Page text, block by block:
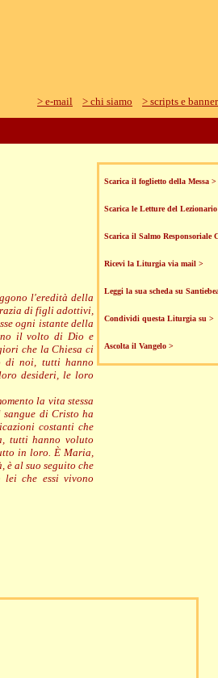
> e-mail > chi siamo > scripts e
l'eredità della
di figli adottivi,
ogni istante della
il volto di Dio e
che la Chiesa ci
di noi, tutti hanno
desideri, le loro
la vita stessa
di Cristo ha
costanti che
tutti hanno voluto
in loro. È Maria,
al suo seguito che
che essi vivono
Scarica il foglietto della Messa >
Scarica le Letture del Lezionario
Scarica il Salmo Responsoriale
Ricevi la Liturgia via mail >
Leggi la sua scheda su
Condividi questa Liturgia su >
Ascolta il Vangelo >